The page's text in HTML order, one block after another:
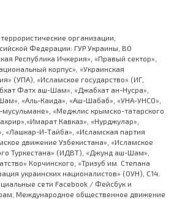
организации,
Федерации: ГУР Украины, ВО
Республика Ичкерия», «Правый сектор»,
корпус», «Украинская
(УПА), «Исламское государство» (ИГ,
Фатх аш-Шам», «Джабхат ан-Нусра»,
«Аль-Каида», «Аш-Шабаб», «УНА-УНСО»,
мусульмане», «Меджлис крымско-татарского
Кавказ», «Нурджулар»,
«Лашкар-И-Тайба», «Исламская партия
движение Узбекистана», «Исламское
Туркестана» (ИДВТ), «Джунд аш-Шам»,
Корчинского, «Тризуб им. Степана
украинских националистов» (ОУН), С14.
сети Facebook / Фейсбук и
Международное общественное движение